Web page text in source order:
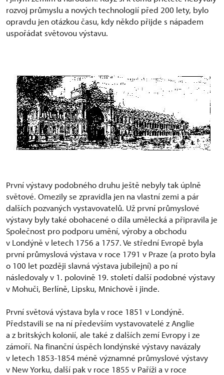
rozvoj průmyslu a nových technologií před 200 lety, bylo
opravdu jen otázkou času, kdy někdo přijde s nápadem
uspořádat světovou výstavu.
První výstavy podobného druhu ještě nebyly tak úplně
světové. Omezily se zpravidla jen na vlastní zemi a pár
dalších pozvaných vystavovatelů. Už první průmyslové
výstavy byly také obohacené o díla umělecká a připravila je
Společnost pro podporu umění, výroby a obchodu
v Londýně v letech 1756 a 1757. Ve střední Evropě byla
první průmyslová výstava v roce 1791 v Praze (a proto byla
o 100 let později slavná výstava jubilejní) a po ní
následovaly v 1. polovině 19. století další podobné výstavy
v Mohuči, Berlíně, Lipsku, Mnichově i jinde.
První světová výstava byla v roce 1851 v Londýně.
Představili se na ní především vystavovatelé z Anglie
a z britských kolonií, ale také z dalších zemí Evropy i ze
zámoří. Na finanční úspěch londýnské výstavy navázaly
v letech 1853-1854 méně významné průmyslové výstavy
v New Yorku, další pak v roce 1855 v Paříži a v roce